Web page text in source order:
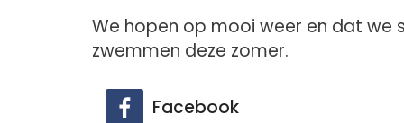
We hopen op mooi weer en dat we
zwemmen deze zomer.
Facebook